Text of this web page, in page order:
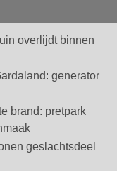
overlijdt binnen
generator
brand: pretpark
geslachtsdeel